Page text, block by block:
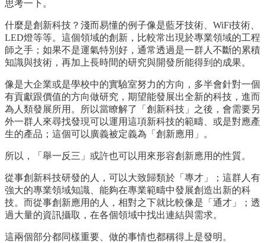
思考一下。
什麼是創新科技？淺而易懂的例子像是藍牙技術、WiFi技術、
LED燈等等。這個領域的創新，比較常出現於專業領域的工程
師之手；如果不是運氣特別好，通常透過是一群人不斷的累積
知識與技術，再加上長時間的研究與開發所能得到的成果。
像是大企業或是學校中的實驗室努力的方向，多半會針對一個
有貢獻跟價值的方向做研究，期望能發展出全新的科技，進而
為人類發展所用。所以當瞭解了「創新科技」之後，會需要另
外一群人來尋找發現可以運用這項新科技的範疇、或是對應產
生的產品；這個可以廣義被定義為「創新應用」。
所以，「舉一反三」或許也可以用來形容創新應用的性質。
從事創新科技研發的人，可以大致歸類於「專才」；這群人有
強大的專業領域知識、能夠在專業範疇中發展創造出新的科
技。而從事創新應用的人，相對之下就比較像是「通才」；透
過大量的資訊攝取，在各個領域中找出連結與需求。
這兩個部分都同樣重要、做的事情也都稱得上是發明。